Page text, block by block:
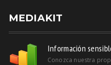
MEDIAKIT
Información
Conozca nuestra